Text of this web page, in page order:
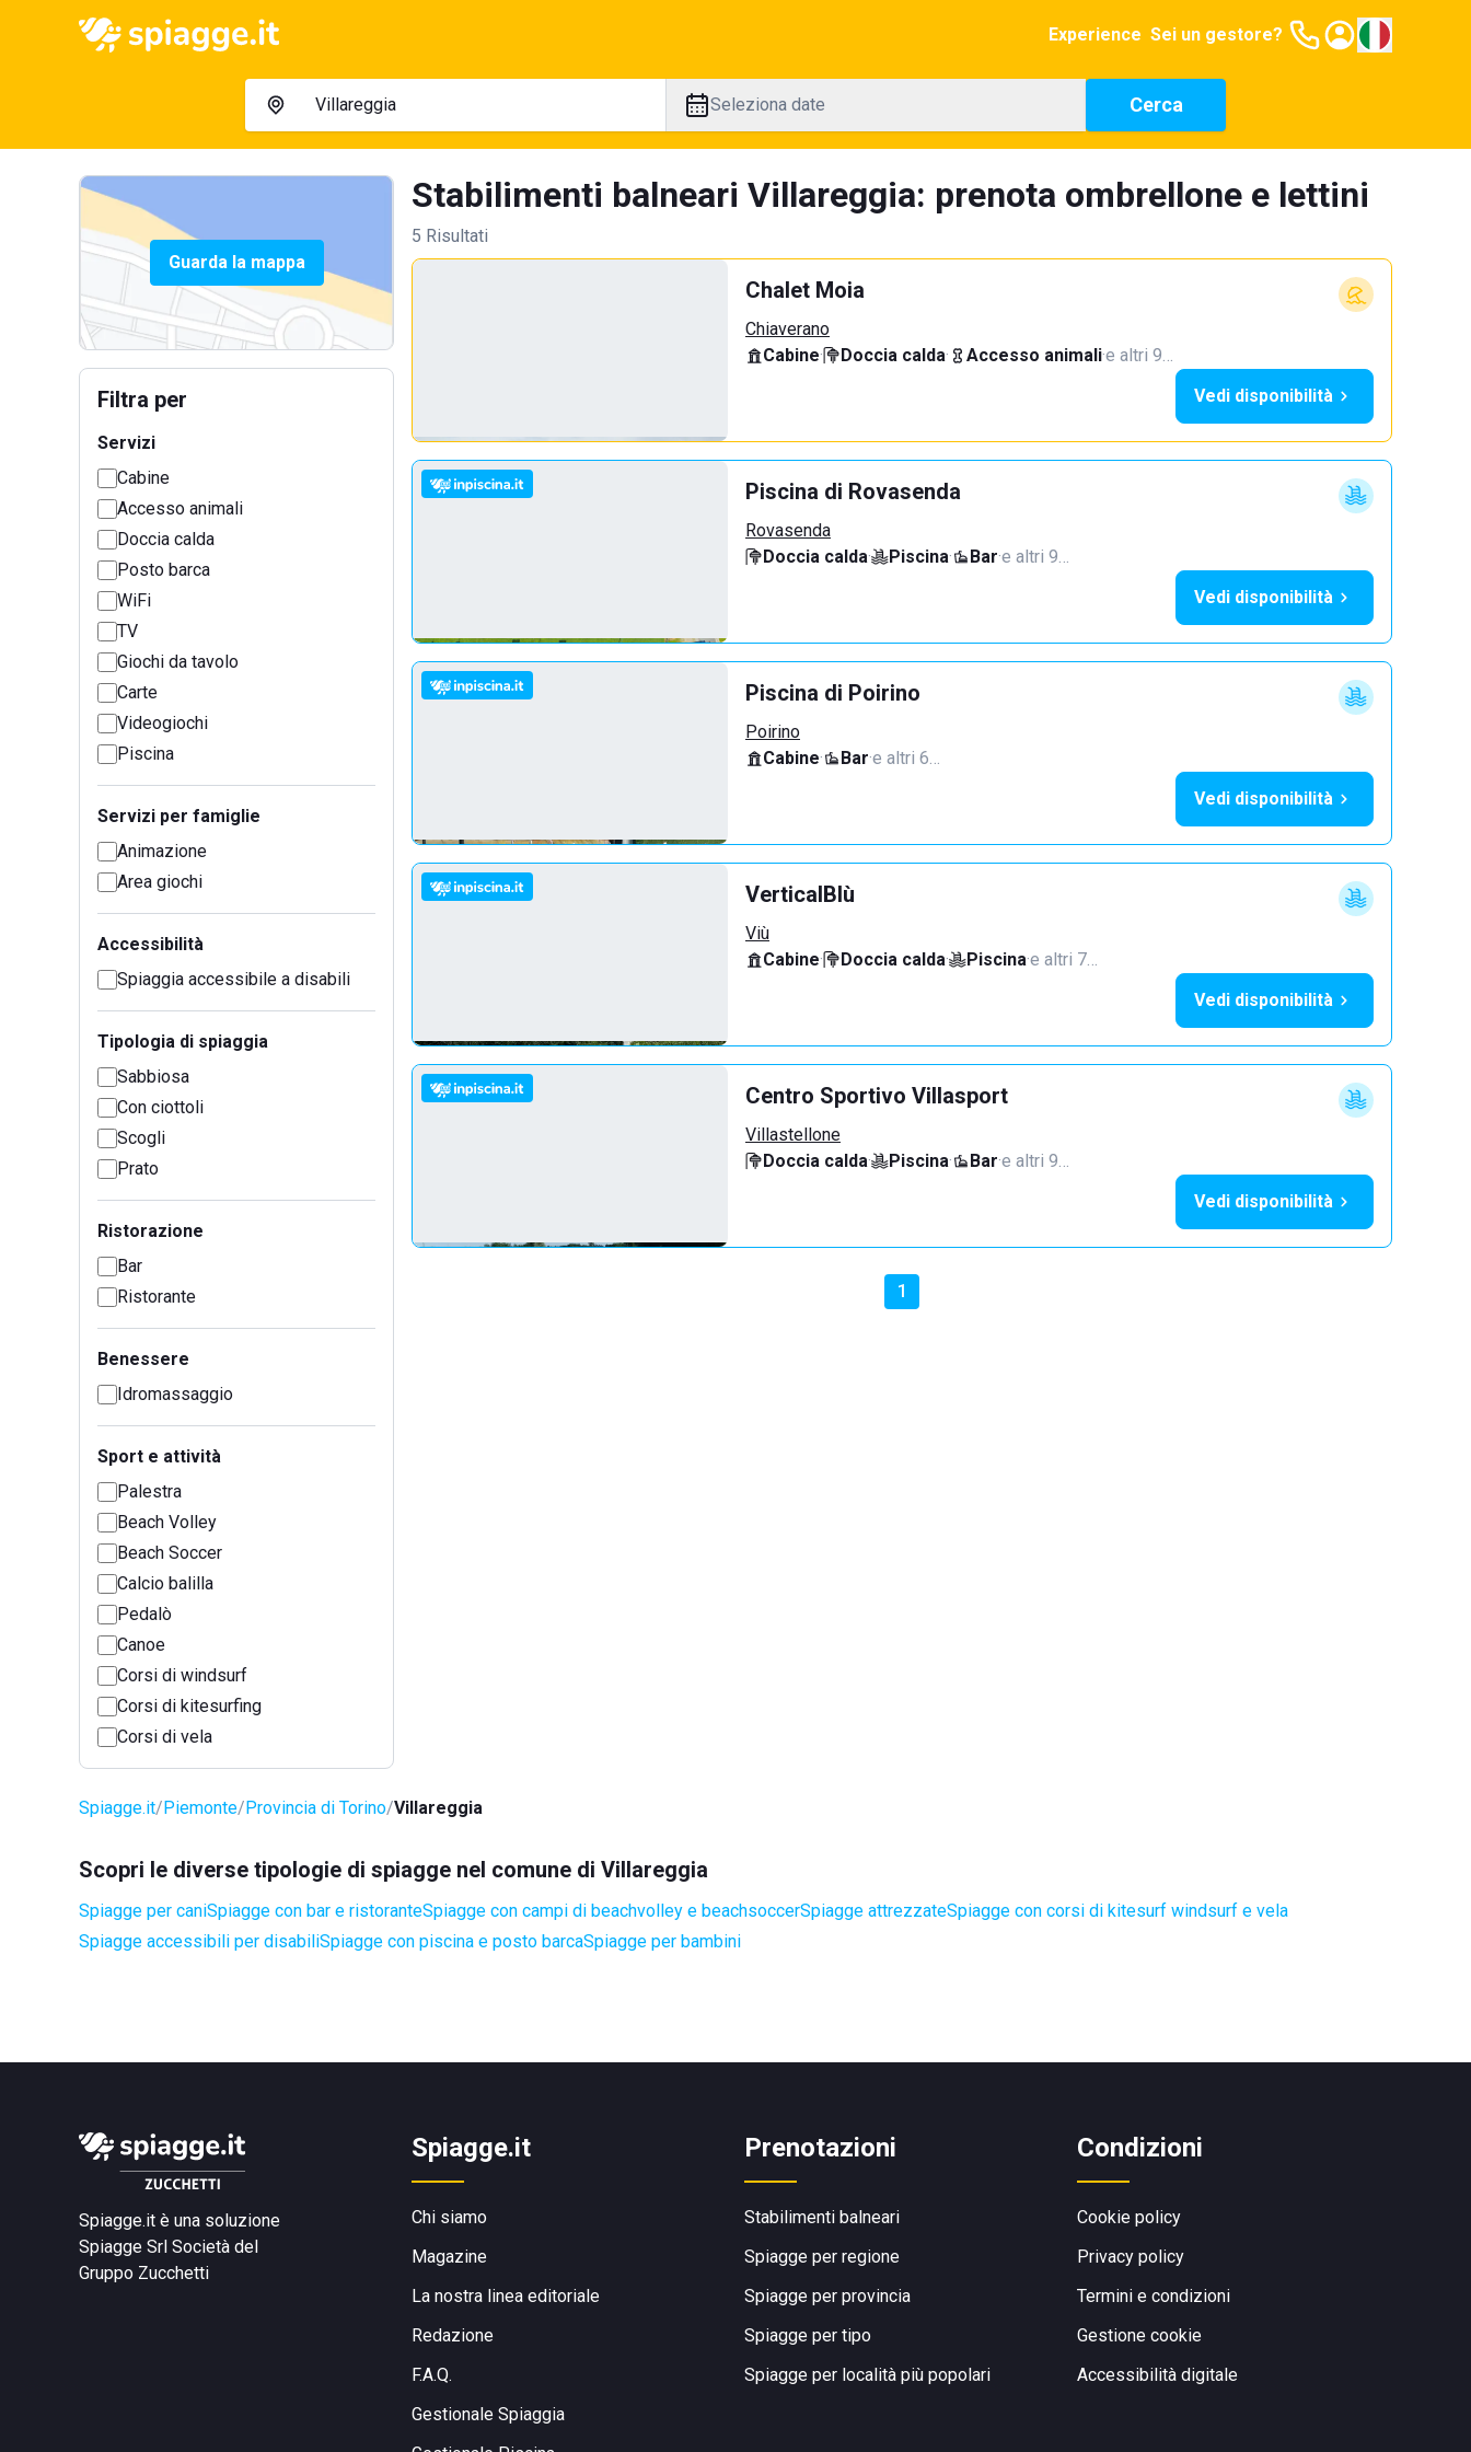
Experience Sei un gestore?
Seleziona date Cerca
Guarda la mappa
Filtra per
Servizi
Cabine
Accesso animali
Doccia calda
Posto barca
WiFi
TV
Giochi da tavolo
Carte
Videogiochi
Piscina
Servizi per famiglie
Animazione
Area giochi
Accessibilità
Spiaggia accessibile a disabili
Tipologia di spiaggia
Sabbiosa
Con ciottoli
Scogli
Prato
Ristorazione
Bar
Ristorante
Benessere
Idromassaggio
Sport e attività
Palestra
Beach Volley
Beach Soccer
Calcio balilla
Pedalò
Canoe
Corsi di windsurf
Corsi di kitesurfing
Corsi di vela
Stabilimenti balneari Villareggia: prenota ombrellone e lettini
5 Risultati
Chalet Moia
Chiaverano
Cabine· Doccia calda· Accesso animali·e altri 9…
Vedi disponibilità
Piscina di Rovasenda
Rovasenda
Doccia calda· Piscina· Bar·e altri 9…
Vedi disponibilità
Piscina di Poirino
Poirino
Cabine· Bar·e altri 6…
Vedi disponibilità
VerticalBlù
Viù
Cabine· Doccia calda· Piscina·e altri 7…
Vedi disponibilità
Centro Sportivo Villasport
Villastellone
Doccia calda· Piscina· Bar·e altri 9…
Vedi disponibilità
1
Spiagge.it Piemonte Provincia di Torino Villareggia
Scopri le diverse tipologie di spiagge nel comune di Villareggia
Spiagge per caniSpiagge con bar e ristoranteSpiagge con campi di beachvolley e beachsoccerSpiagge attrezzateSpiagge con corsi di kitesurf windsurf e vela
Spiagge accessibili per disabiliSpiagge con piscina e posto barcaSpiagge per bambini
Spiagge.it è una soluzione
Spiagge Srl Società del
Gruppo Zucchetti
Spiagge.it
Chi siamo
Magazine
La nostra linea editoriale
Redazione
F.A.Q.
Gestionale Spiaggia
Prenotazioni
Stabilimenti balneari
Spiagge per regione
Spiagge per provincia
Spiagge per tipo
Spiagge per località più popolari
Condizioni
Cookie policy
Privacy policy
Termini e condizioni
Gestione cookie
Accessibilità digitale